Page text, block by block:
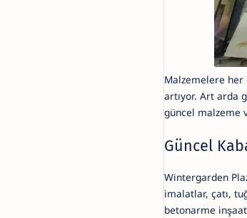
Malzemelere her
artıyor. Art arda
güncel malzeme
Güncel
Wintergarden
imalatlar, çatı,
betonarme